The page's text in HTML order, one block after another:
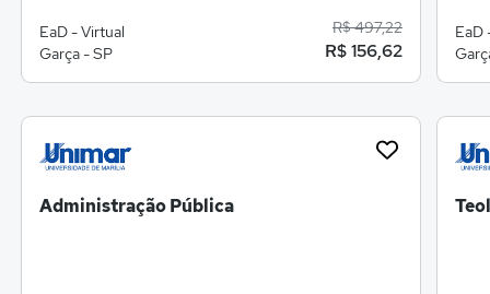
EaD - Virtual
Garça - SP
R$ 497,22
R$ 156,62
Administração Pública
EaD